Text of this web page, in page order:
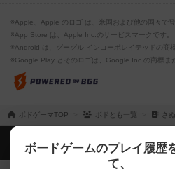
※Apple、Apple のロゴ は、米国および他の国々で
※App Store は、Apple Inc.のサービスマークです。
※Android は、グーグル インコーポレイテッドの商
※Google Play とそのロゴは、Google Inc.の商標ま
ボドゲーマTOP ボドとも一覧 さ
ボードゲームのプレイ履歴
て、
ボドゲーマTOP